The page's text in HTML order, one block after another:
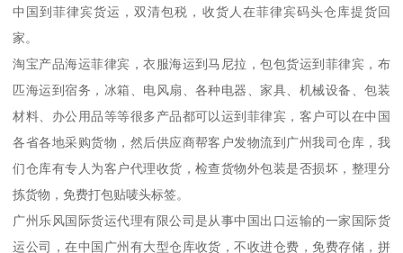
中国到菲律宾货运，双清包税，收货人在菲律宾码头仓库提货回
家。
淘宝产品海运菲律宾，衣服海运到马尼拉，包包货运到菲律宾，布
匹海运到宿务，冰箱、电风扇、各种电器、家具、机械设备、包装
材料、办公用品等等很多产品都可以运到菲律宾，客户可以在中国
各省各地采购货物，然后供应商帮客户发物流到广州我司仓库，我
们仓库有专人为客户代理收货，检查货物外包装是否损坏，整理分
拣货物，免费打包贴唛头标签。
广州乐风国际货运代理有限公司是从事中国出口运输的一家国际货
运公司，在中国广州有大型仓库收货，不收进仓费，免费存储，拼